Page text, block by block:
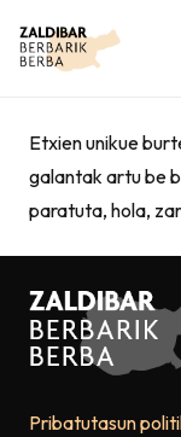
Etxien unikue
galantak artu be
paratuta, hola,
Pribatutasun